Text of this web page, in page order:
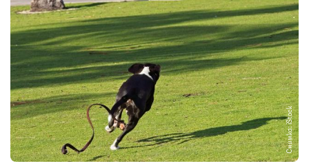
Снимка: iStock